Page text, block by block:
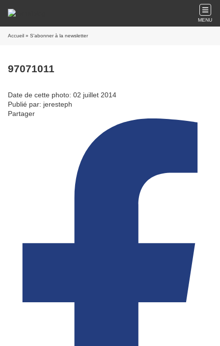
MENU
Accueil » S'abonner à la newsletter
97071011
Date de cette photo: 02 juillet 2014
Publié par: jeresteph
Partager